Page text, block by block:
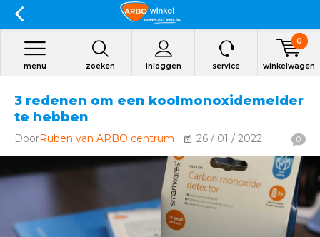
zoeken inloggen
menu service winkelwagen
0
3 redenen om een koolmonoxidemelder
te hebben
DoorRuben van ARBO centrum 26 / 01 / 2022 0